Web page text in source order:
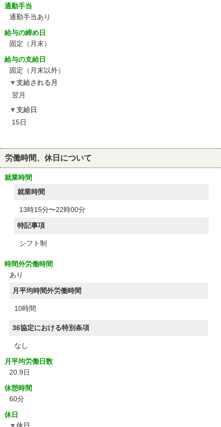
通勤手当
通勤手当あり
給与の締め日
固定（月末）
給与の支給日
固定（月末以外）
支給される月
翌月
支給日
15日
労働時間、休日について
就業時間
就業時間
13時15分〜22時00分
特記事項
シフト制
時間外労働時間
あり
月平均時間外労働時間
10時間
36協定における特別条項
なし
月平均労働日数
20.9日
休憩時間
60分
休日